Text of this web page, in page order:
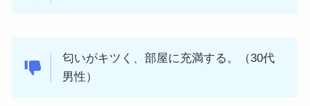
匂いがキツく、部屋に充満する。（30代
男性）